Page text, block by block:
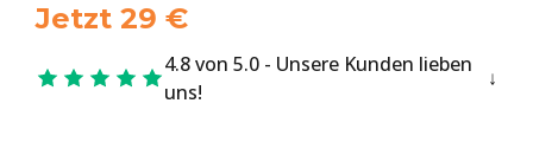
Jetzt 29 €
4.8 von 5.0 - Unsere Kunden lieben
uns!